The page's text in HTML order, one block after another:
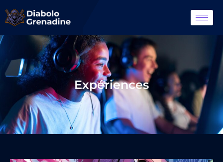
Expériences